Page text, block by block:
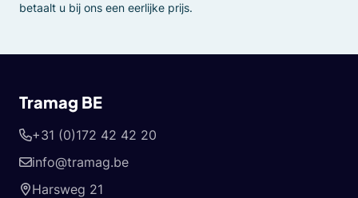
betaalt u bij ons een eerlijke prijs.
Tramag BE
+31 (0)172 42 42 20
info@tramag.be
Harsweg 21